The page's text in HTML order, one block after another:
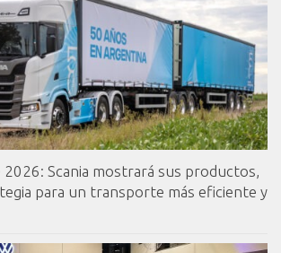
Scania mostrará sus productos,
para un transporte más eficiente y